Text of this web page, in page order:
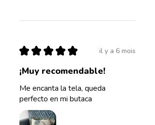
★ ★ ★ ★ ★ il y a 6 mois
¡Muy recomendable!
Me encanta la tela, queda
perfecto en mi butaca